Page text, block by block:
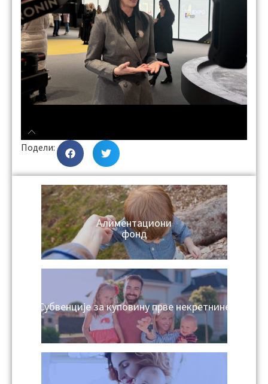
Подели:
Алиментациони
фонд
Субвенције за куповину прве некретнине